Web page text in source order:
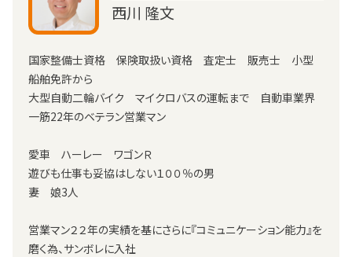
西川 隆文
国家整備士資格 保険取扱い資格 査定士 販売士 小型
船舶免許から
大型自動二輪バイク マイクロバスの運転まで 自動車業界
一筋22年のベテラン営業マン
愛車 ハーレー ワゴンＲ
遊びも仕事も妥協はしない１００％の男
妻 娘3人
営業マン２２年の実績を基にさらに『コミュニケーション能力』を
磨く為、サンボレに入社